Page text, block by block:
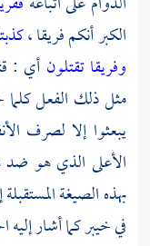
الكبر أنكم فريقا ،
وفريقا تقتلون أي :
مثل ذلك الفعل
يبعثوا إلا لصرف
الأعلى الذي هو
بهذه الصيغة
في خيبر كما أشار